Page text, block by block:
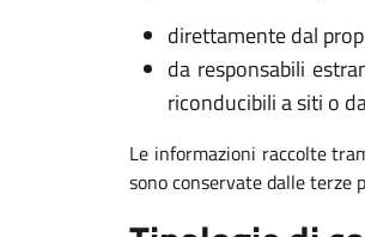
direttamente dal
da responsabili
riconducibili a siti o
Le informazioni raccolte
sono conservate dalle terze